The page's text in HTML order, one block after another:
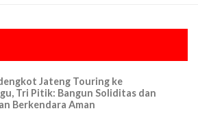
Jateng Touring ke
Tri Pitik: Bangun Soliditas dan
Berkendara Aman